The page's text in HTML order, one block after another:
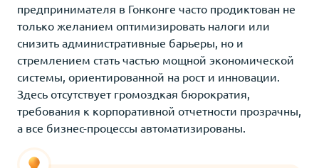
предпринимателя в Гонконге часто продиктован не
только желанием оптимизировать налоги или
снизить административные барьеры, но и
стремлением стать частью мощной экономической
системы, ориентированной на рост и инновации.
Здесь отсутствует громоздкая бюрократия,
требования к корпоративной отчетности прозрачны,
а все бизнес-процессы автоматизированы.